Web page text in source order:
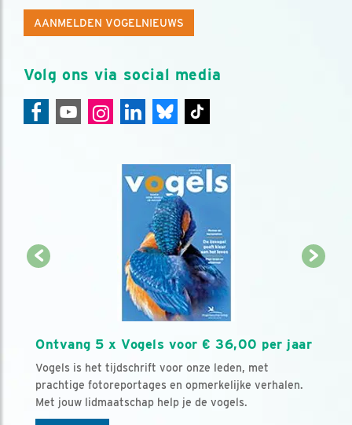
AANMELDEN VOGELNIEUWS
Volg ons via social media
Ontvang 5 x Vogels voor € 36,00 per jaar
Vogels is het tijdschrift voor onze leden, met
prachtige fotoreportages en opmerkelijke verhalen.
Met jouw lidmaatschap help je de vogels.